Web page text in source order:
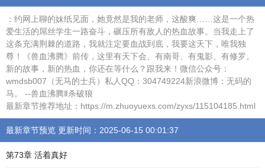
：约网上聊的妹纸见面，她竟然是我的老师，这酸爽……这是一个热
爱生活的屌丝学生一路奋斗，碾压所有敌人的热血故事。当我走上了
这条充满荆棘的道路，我就注定要血战到底，我要这天下，唯我独
尊！《兽血沸腾》前传，这里有天下会、有南哥、有鬼影、有修罗。
新的故事，新的热血，你还在等什么？跟我来！微信公众号：
wmdsb007（无马的士兵）私人QQ：304749224新浪微博：无码的
马。 --兽血沸腾Ⅱ杀破狼
最新章节推荐地址：https://m.zhuoyuexs.com/zyxs/115104185.html
最新章节预览 更新时间：2025-06-15 00:01:37
第73章 活着真好